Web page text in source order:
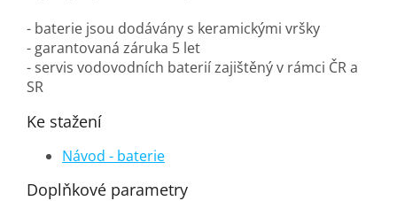
- baterie jsou dodávány s keramickými vršky
- garantovaná záruka 5 let
- servis vodovodních baterií zajištěný v rámci ČR a
SR
Ke stažení
Návod - baterie
Doplňkové parametry